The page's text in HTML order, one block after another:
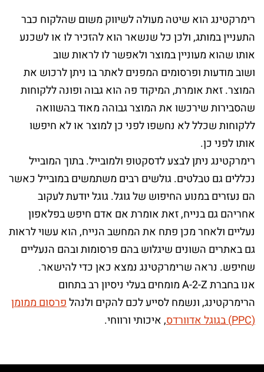
רימרקטינג הוא שיטה מעולה לשיווק משום שהלקוח כבר
התעניין במותג, ולכן כל שנשאר הוא להזכיר לו או לשכנע
אותו שהוא מעוניין במוצר ולאפשר לו לראות שוב
ושוב מודעות ופרסומים המפנים לאתר בו ניתן לרכוש את
המוצר. זאת אומרת, המיקוד פה הוא גבוה ופונה ללקוחות
שהסבירות שירכשו את המוצר גבוהה מאוד בהשוואה
ללקוחות שכלל לא נחשפו לפני כן למוצר או לא חיפשו
אותו לפני כן.
רימרקטינג ניתן לבצע לדסקטופ ולמובייל. בתוך המובייל
נכללים גם טבלטים. גולשים רבים משתמשים במובייל כאשר
הם נעזרים במנוע החיפוש של גוגל. גוגל יודעת לעקוב
אחריהם גם בנייח, זאת אומרת אם אדם חיפש בפלאפון
נעליים ולאחר מכן פתח את המחשב הנייח, הוא עשוי לראות
גם באתרים השונים שיגלוש בהם פרסומות ובהם הנעליים
שחיפש. נראה שרימרקטינג נמצא כאן כדי להישאר.
אנו בחברת A-2-Z מומחים בעלי ניסיון רב בתחום
הרימרקטינג, ונשמח לסייע לכם להקים ולנהלפרסום ממומן
(PPC) בגוגל אדוורדס
, איכותי ורווחי.